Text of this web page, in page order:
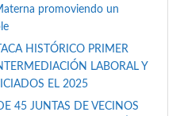
promoviendo un
HISTÓRICO PRIMER
LABORAL Y
EL 2025
45 JUNTAS DE VECINOS